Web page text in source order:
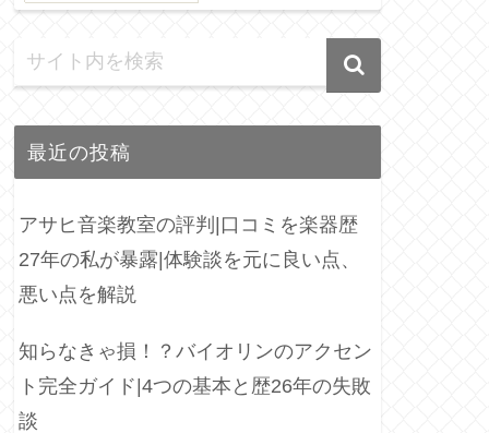
最近の投稿
アサヒ音楽教室の評判|口コミを楽器歴
27年の私が暴露|体験談を元に良い点、
悪い点を解説
知らなきゃ損！？バイオリンのアクセン
ト完全ガイド|4つの基本と歴26年の失敗
談